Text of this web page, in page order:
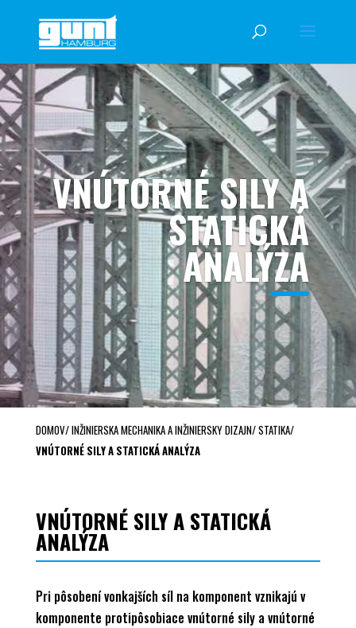
VNÚTORNÉ SILY A
STATICKÁ
ANALÝZA
DOMOV/INŽINIERSKA MECHANIKA A INŽINIERSKY DIZAJN/STATIKA/
VNÚTORNÉ SILY A STATICKÁ ANALÝZA
VNÚTORNÉ SILY A STATICKÁ
ANALÝZA
Pri pôsobení vonkajších síl na komponent vznikajú v
komponente protipôsobiace vnútorné sily a vnútorné